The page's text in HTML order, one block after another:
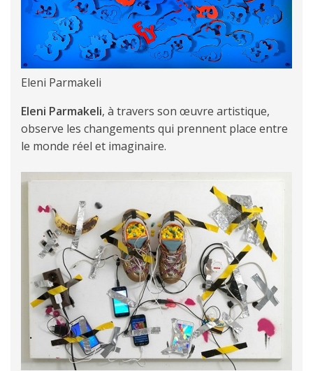
Eleni Parmakeli
Eleni Parmakeli, à travers son œuvre artistique,
observe les changements qui prennent place entre
le monde réel et imaginaire.